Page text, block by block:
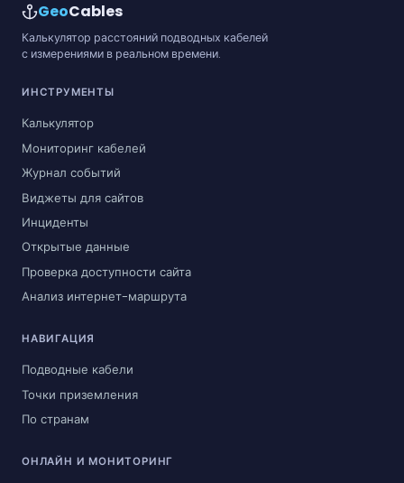
GeoCables
Калькулятор расстояний подводных кабелей
с измерениями в реальном времени.
ИНСТРУМЕНТЫ
Калькулятор
Мониторинг кабелей
Журнал событий
Виджеты для сайтов
Инциденты
Открытые данные
Проверка доступности сайта
Анализ интернет-маршрута
НАВИГАЦИЯ
Подводные кабели
Точки приземления
По странам
ОНЛАЙН И МОНИТОРИНГ